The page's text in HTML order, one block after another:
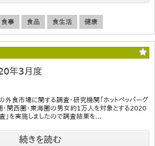
食事 食品 食生活 健康
年3月度
外食市場に関する調査・研究機関「ホットペッパーグ
・関西圏・東海圏の男女約1万人を対象とする2020
」を実施しましたので調査結果を...
続きを読む